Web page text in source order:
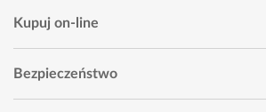
Kupuj on-line
Bezpieczeństwo